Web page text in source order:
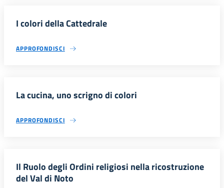
I colori della Cattedrale
APPROFONDISCI
La cucina, uno scrigno di colori
APPROFONDISCI
Il Ruolo degli Ordini religiosi nella ricostruzione
del Val di Noto